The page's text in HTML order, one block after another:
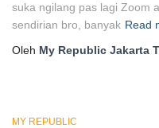
suka ngilang pas lagi Zoom
sendirian bro, banyak Read
Oleh My Republic Jakarta
MY REPUBLIC